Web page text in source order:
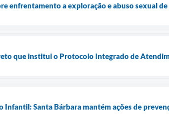
enfrentamento a exploração e abuso sexual
que institui o Protocolo Integrado de
Infantil: Santa Bárbara mantém ações de